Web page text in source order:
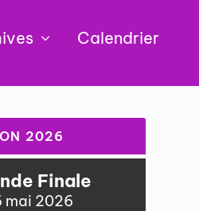
Calendrier
2026
Finale
mai 2026